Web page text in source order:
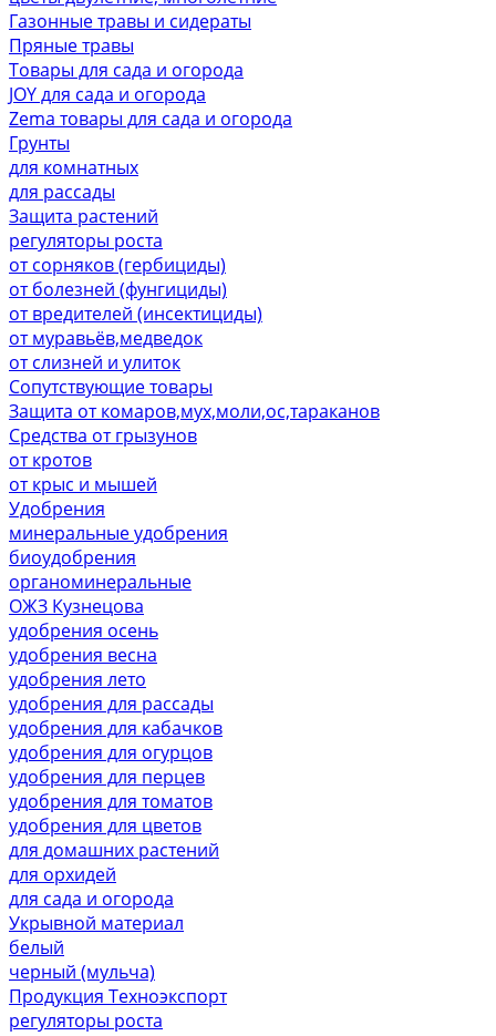
Газонные травы и сидераты
Пряные травы
Товары для сада и огорода
JOY для сада и огорода
Zema товары для сада и огорода
Грунты
для комнатных
для рассады
Защита растений
регуляторы роста
от сорняков (гербициды)
от болезней (фунгициды)
от вредителей (инсектициды)
от муравьёв,медведок
от слизней и улиток
Сопутствующие товары
Защита от комаров,мух,моли,ос,тараканов
Средства от грызунов
от кротов
от крыс и мышей
Удобрения
минеральные удобрения
биоудобрения
органоминеральные
ОЖЗ Кузнецова
удобрения осень
удобрения весна
удобрения лето
удобрения для рассады
удобрения для кабачков
удобрения для огурцов
удобрения для перцев
удобрения для томатов
удобрения для цветов
для домашних растений
для орхидей
для сада и огорода
Укрывной материал
белый
черный (мульча)
Продукция Техноэкспорт
регуляторы роста